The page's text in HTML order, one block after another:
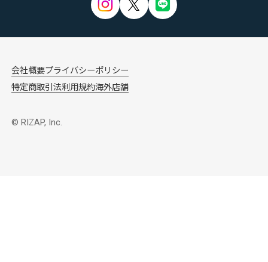
会社概要プライバシーポリシー
特定商取引法利用規約海外店舗
© RIZAP, Inc.